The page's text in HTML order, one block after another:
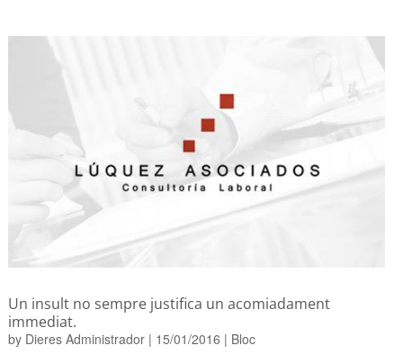
Un insult no sempre justifica un acomiadament
immediat.
by Dieres Administrador| 15/01/2016 | Bloc